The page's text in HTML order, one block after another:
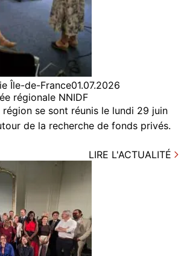
Île-de-France01.07.2026
régionale NNIDF
région se sont réunis le lundi 29 juin
de la recherche de fonds privés.
LIRE L'ACTUALITÉ